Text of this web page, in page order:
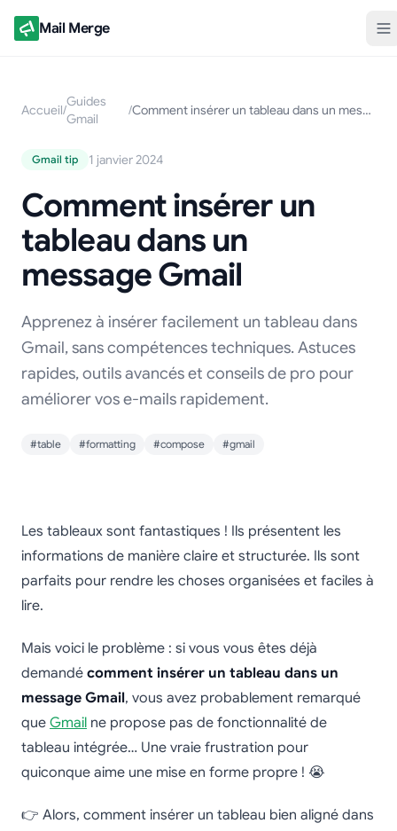
Mail Merge
Accueil/
Guides
Gmail
/ Comment insérer un tableau dans un message Gmail
Gmail tip 1 janvier 2024
Comment insérer un
tableau dans un
message Gmail
Apprenez à insérer facilement un tableau dans
Gmail, sans compétences techniques. Astuces
rapides, outils avancés et conseils de pro pour
améliorer vos e-mails rapidement.
#table #formatting #compose #gmail
Comment insérer un
tableau dans un
message Gmail
Les tableaux sont fantastiques ! Ils présentent les
informations de manière claire et structurée. Ils sont
parfaits pour rendre les choses organisées et faciles à
lire.
Mais voici le problème : si vous vous êtes déjà
demandé comment insérer un tableau dans un
message Gmail, vous avez probablement remarqué
que Gmail ne propose pas de fonctionnalité de
tableau intégrée… Une vraie frustration pour
quiconque aime une mise en forme propre ! 😭
👉 Alors, comment insérer un tableau bien aligné dans